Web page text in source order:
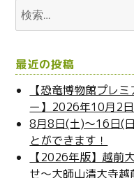
だ
さ
い
し
い
ウ
ィ
ン
ド
ウ
で
開
き
ま
す
)
い
ウ
で
開
き
ま
す
)
検
索:
最近の投稿
【恐竜博物館プレ
ー】2026年10月2
8月8日(土)～16日(
とができます！
【2026年版】越前
せ～大師山清大寺越